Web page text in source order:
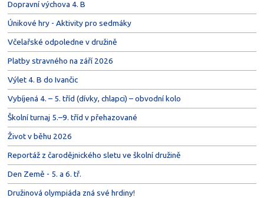
Dopravní výchova 4. B
Únikové hry - Aktivity pro sedmáky
Včelařské odpoledne v družině
Platby stravného na září 2026
Výlet 4. B do Ivančic
Vybíjená 4. – 5. tříd (dívky, chlapci) – obvodní kolo
Školní turnaj 5.–9. tříd v přehazované
Život v běhu 2026
Reportáž z čarodějnického sletu ve školní družině
Den Země - 5. a 6. tř.
Družinová olympiáda zná své hrdiny!